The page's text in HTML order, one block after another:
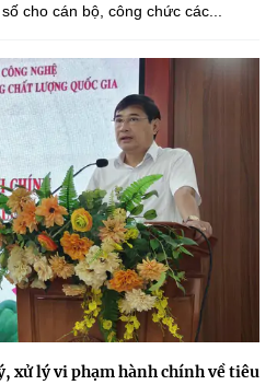
cho cán bộ, công chức các...
xử lý vi phạm hành chính về tiêu